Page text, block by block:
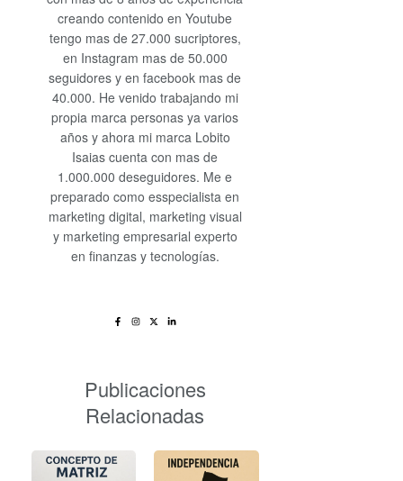
creando contenido en Youtube
tengo mas de 27.000 sucriptores,
en Instagram mas de 50.000
seguidores y en facebook mas de
40.000. He venido trabajando mi
propia marca personas ya varios
años y ahora mi marca Lobito
Isaias cuenta con mas de
1.000.000 deseguidores. Me e
preparado como esspecialista en
marketing digital, marketing visual
y marketing empresarial experto
en finanzas y tecnologías.
Publicaciones
Relacionadas